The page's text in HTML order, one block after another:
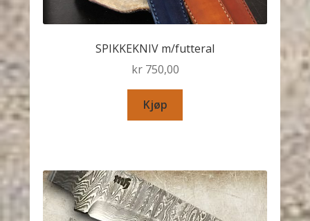
SPIKKEKNIV m/futteral
kr750,00
Kjøp